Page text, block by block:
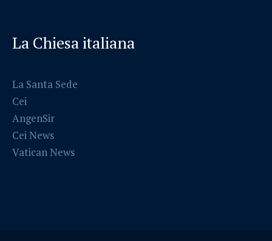
La Chiesa italiana
La Santa Sede
Cei
AngenSir
Cei News
Vatican News